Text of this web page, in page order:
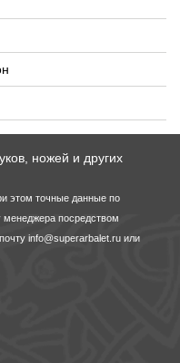
ножей и других
этом точные данные по
менеджера посредством
info@superarbalet.ru или